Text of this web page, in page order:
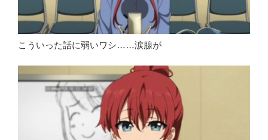
こういった話に弱いワシ……涙腺が